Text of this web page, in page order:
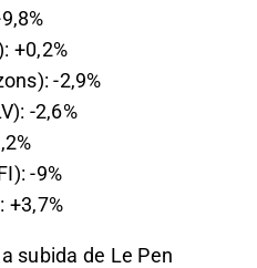
+0,2%
-2,9%
-2,6%
-9%
+3,7%
subida de Le Pen